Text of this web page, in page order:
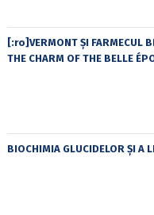
[:ro]VERMONT ȘI FARMECUL
THE CHARM OF THE BELLE
BIOCHIMIA GLUCIDELOR ȘI A